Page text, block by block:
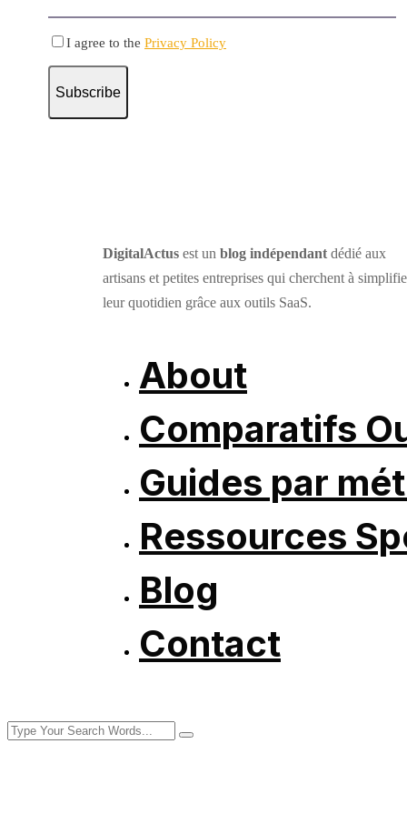
I agree to the Privacy Policy
Subscribe
DigitalActus est un blog indépendant dédié aux
artisans et petites entreprises qui cherchent à
leur quotidien grâce aux outils SaaS.
About
Comparatifs
Guides par
Ressources
Blog
Contact